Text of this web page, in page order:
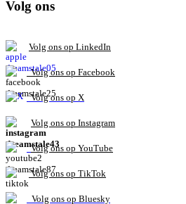
Volg ons
Volg ons op LinkedIn
Volg ons op Facebook
Volg ons op X
Volg ons op Instagram
Volgons op YouTube
Volg ons op TikTok
Volg ons op Bluesky